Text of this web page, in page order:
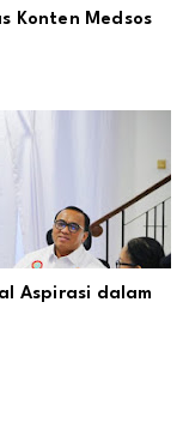
Konten Medsos
Aspirasi dalam